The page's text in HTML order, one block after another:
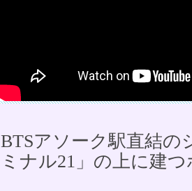
BTSアソーク駅直結
ミナル21」の上に建